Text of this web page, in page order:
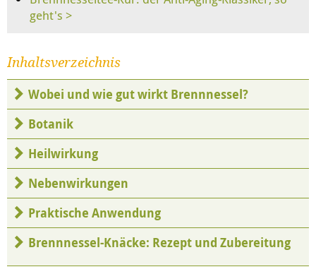
geht's >
Inhaltsverzeichnis
Wobei und wie gut wirkt Brennnessel?
Botanik
Heilwirkung
Nebenwirkungen
Praktische Anwendung
Brennnessel-Knäcke: Rezept und Zubereitung